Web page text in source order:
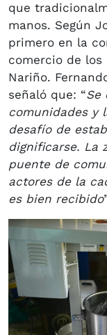
que
manos. Según
primero en la
comercio de
Nariño.
señaló que: “Se
comunidades y
desafío de
dignificarse. La
puente de
actores de la
es bien recibido